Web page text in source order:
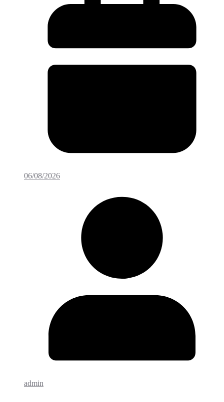
06/08/2026
admin